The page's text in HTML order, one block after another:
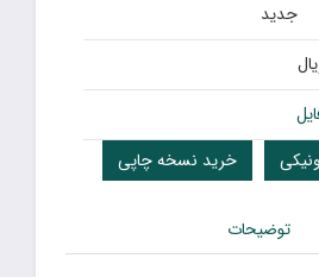
جدید
خرید نسخه چاپی
توضیحات